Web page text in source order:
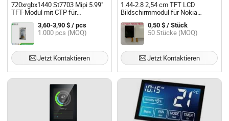
720xrgbx1440 St7703 Mipi 5.99"
TFT-Modul mit CTP für
Smartphone-LCD
3,60-3,90 $ / pcs
1.000 pcs (MOQ)
Jetzt Kontaktieren
1.44-2.8 2,54 cm TFT LCD
Bildschirmmodul für Nokia
Mobiltelefone
0,50 $ / Stück
50 Stücke (MOQ)
Jetzt Kontaktieren